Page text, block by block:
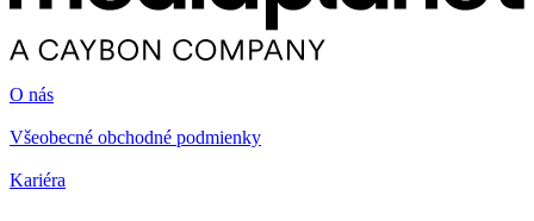
O nás
Všeobecné obchodné podmienky
Kariéra